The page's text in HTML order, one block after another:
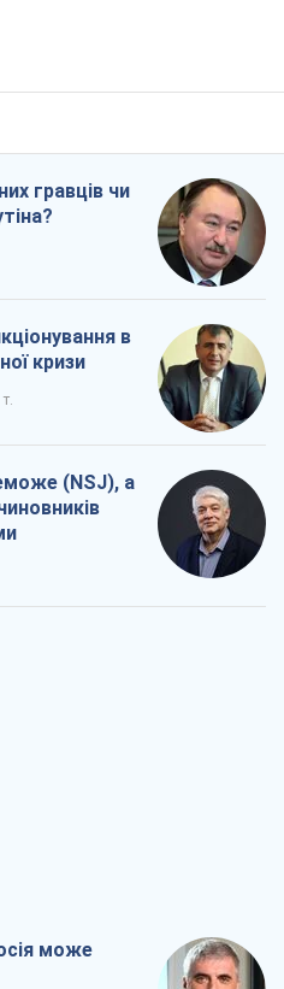
гравців чи
в
кризи
(NSJ), а
може